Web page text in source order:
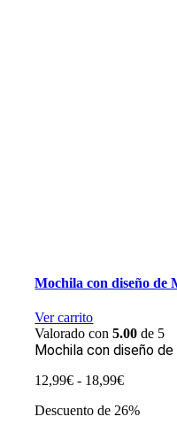
Mochila con diseño de
Ver carrito
Valorado con5.00 de 5
Mochila con diseño
12,99€ - 18,99€Rango
precios:
Descuento de 26%